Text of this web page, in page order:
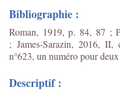
Bibliographie :
Roman, 1919, p. 84, 87 ;
; James-Sarazin, 2016,
n°623, un numéro pour
Descriptif :